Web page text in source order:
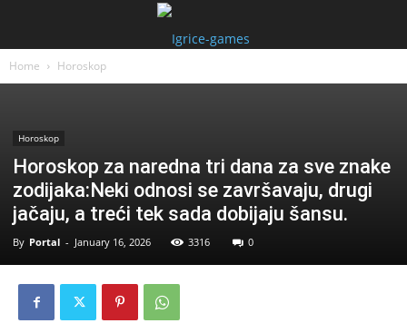
Home Horoskop
Horoskop
Horoskop za naredna tri dana za sve znake
zodijaka:Neki odnosi se završavaju, drugi
jačaju, a treći tek sada dobijaju šansu.
By Portal - January 16, 2026 3316 0